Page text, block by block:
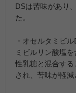
DSは苦味があり
た。
・オセルタミビ
ミビルリン酸塩
性乳糖と混合す
され、苦味が軽減